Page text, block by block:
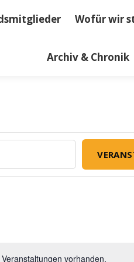
Wofür wir
Archiv & Chronik
vorhanden.